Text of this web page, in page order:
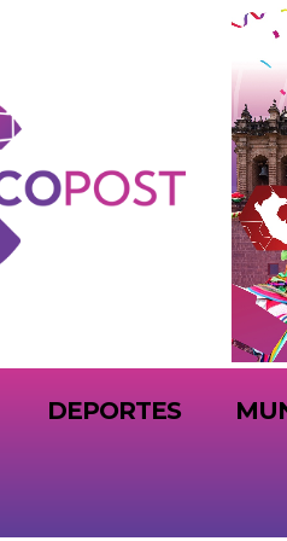
DEPORTES